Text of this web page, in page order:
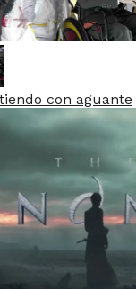
con aguante